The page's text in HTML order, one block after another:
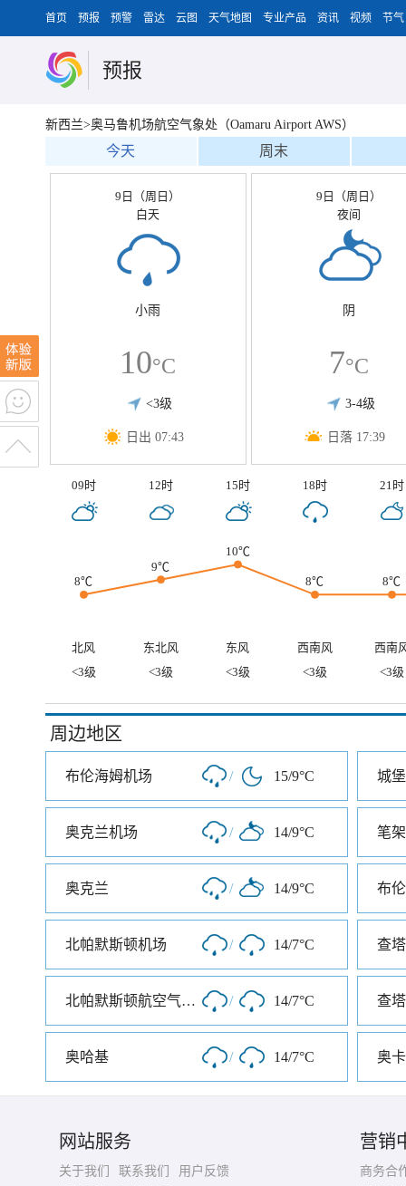
首页 预报 预警 雷达 云图 天气地图 专业产品 资讯 视频 节气
预报
新西兰>奥马鲁机场航空气象处（Oamaru Airport AWS）
今天 周末
9日（周日）
白天
小雨
10°C
<3级
日出 07:43
9日（周日）
夜间
阴
7°C
3-4级
日落 17:39
09时 12时 15时 18时 21时
8℃
9℃
10℃
8℃ 8℃
北风 东北风 东风 西南风
西南
<3级
<3级 <3级 <3级 <3级
周边地区
布伦海姆机场 / 15/9°C 城
奥克兰机场 / 14/9°C 笔
奥克兰 / 14/9°C
北帕默斯顿机场 / 14/7°C 查
北帕默斯顿航空气象处 / 14/7°C
奥哈基 / 14/7°C 奥
网站服务
关于我们 联系我们
用户反馈
营销
商务合